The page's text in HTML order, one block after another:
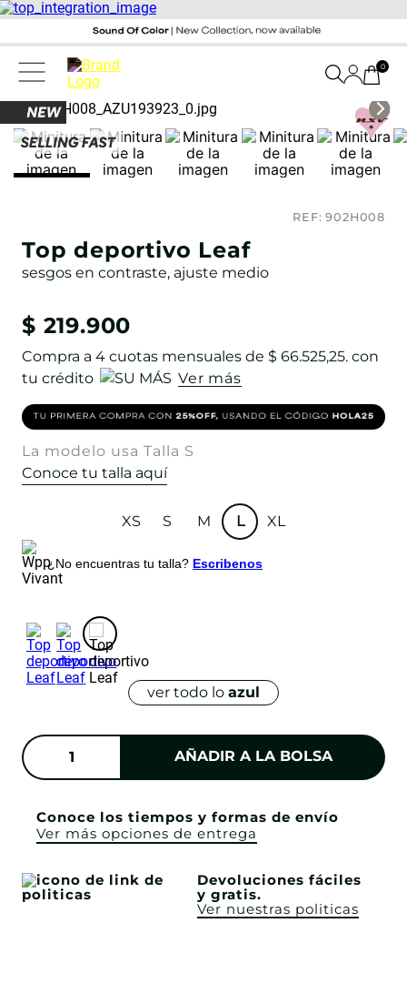
0
REF:902H008
Top deportivo Leaf
sesgos en contraste, ajuste medio
$ 219.900
Compra a 4 cuotas mensuales de $ 66.525,25. con
tu crédito
Ver más
La modelo usa Talla S
Conoce tu talla aquí
XS S M L XL
¿No encuentras tu talla? Escribenos
ver todo lo azul
AÑADIR A LA BOLSA
Conoce los tiempos y formas de envío
Ver más opciones de entrega
Devoluciones fáciles
y gratis.
Ver nuestras politicas